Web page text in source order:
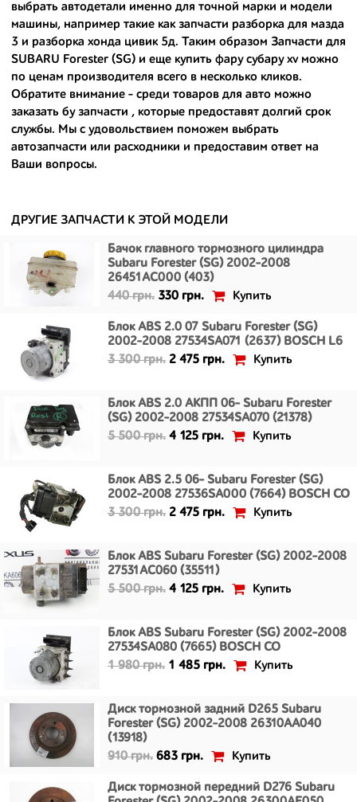
Купить комплектующие для авто с разборки – хорошее решение.
Ведь наши запчасти:
- доступные по цене;
- сняты только с автомобилей, которые ездили по превосходным
европейским и японским дорогам;
- имеют большой запас прочности и невыробатанный ресурс, и
долго прослужат вам.
выбрать автодетали именно для точной марки и модели
машины, например такие какзапчасти разборка для мазда
3 и разборка хонда цивик 5д. Таким образом Запчасти для
SUBARU Forester (SG) и еще купить фару субару xvможно
по ценам производителя всего в несколько кликов.
Обратите внимание - среди товаров для авто можно
заказать бу запчасти , которые предоставят долгий срок
службы. Мы с удовольствием поможем выбрать
автозапчасти или расходники и предоставим ответ на
Ваши вопросы.
ДРУГИЕ ЗАПЧАСТИ К ЭТОЙ МОДЕЛИ
Бачок главного тормозного цилиндра
Subaru Forester (SG) 2002-2008
26451AC000 (403)
440 грн. 330 грн. Купить
Блок ABS 2.0 07 Subaru Forester (SG)
2002-2008 27534SA071 (2637) BOSCH L6
3 300 грн. 2 475 грн. Купить
Блок ABS 2.0 АКПП 06- Subaru Forester
(SG) 2002-2008 27534SA070 (21378)
5 500 грн. 4 125 грн. Купить
Блок ABS 2.5 06- Subaru Forester (SG)
2002-2008 27536SA000 (7664) BOSCH CO
3 300 грн. 2 475 грн. Купить
Блок ABS Subaru Forester (SG) 2002-2008
27531AC060 (35511)
5 500 грн. 4 125 грн. Купить
Блок ABS Subaru Forester (SG) 2002-2008
27534SA080 (7665) BOSCH CO
1 980 грн. 1 485 грн. Купить
Диск тормозной задний D265 Subaru
Forester (SG) 2002-2008 26310AA040
(13918)
910 грн. 683 грн. Купить
Диск тормозной передний D276 Subaru